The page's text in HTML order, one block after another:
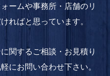
ームや事務所・店舗のリ
ればと思っています。
関するご相談・お見積り
にお問い合わせ下さい。